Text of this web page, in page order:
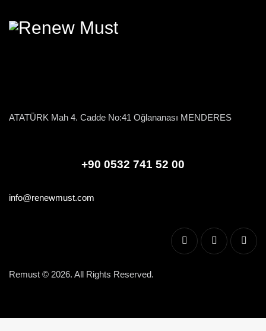
ATATÜRK Mah 4. Cadde No:41 Oğlananası MENDERES
+90 0532 741 52 00
info@renewmust.com
Remust © 2026. All Rights Reserved.